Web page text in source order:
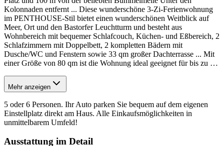
Kolonnaden entfernt ... Diese wunderschöne 3-Zi-Ferienwohnung
im PENTHOUSE-Stil bietet einen wunderschönen Weitblick auf
Meer, Ort und den Bastorfer Leuchtturm und besteht aus
Wohnbereich mit bequemer Schlafcouch, Küchen- und Eßbereich, 2
Schlafzimmern mit Doppelbett, 2 kompletten Bädern mit
Dusche/WC und Fenstern sowie 33 qm großer Dachterrasse ... Mit
einer Größe von 80 qm ist die Wohnung ideal geeignet für bis zu …
Mehr anzeigen
5 oder 6 Personen. Ihr Auto parken Sie bequem auf dem eigenen
Einstellplatz direkt am Haus. Alle Einkaufsmöglichkeiten in
unmittelbarem Umfeld!
Ausstattung im Detail